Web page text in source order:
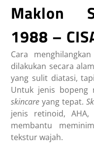
Maklon
1988 –
Cara
dilakukan secara
yang sulit diatasi,
Untuk jenis bopeng
skincareyang tepat.
jenis retinoid,
membantu
tekstur wajah.